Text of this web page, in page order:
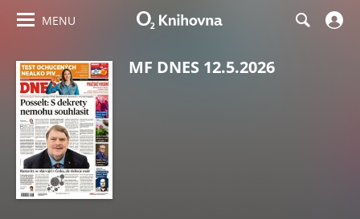
MENU
MF DNES 12.5.2026